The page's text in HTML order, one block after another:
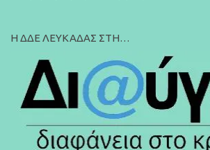
Η ΔΔΕ ΛΕΥΚΑΔΑΣ ΣΤΗ…